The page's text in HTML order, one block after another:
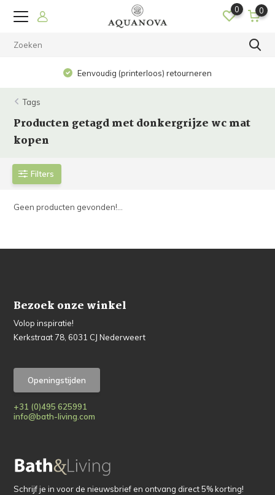
0 0
Eenvoudig (printerloos) retourneren
Tags
Producten getagd met donkergrijze wc mat
kopen
Filters
Geen producten gevonden!...
Bezoek onze winkel
Volop inspiratie!
Kerkstraat 78, 6031 CJ Nederweert
Openingstijden
+31 (0)495 625991
info@bath-living.com
Schrijf je in voor de nieuwsbrief en ontvang direct 5% korting!